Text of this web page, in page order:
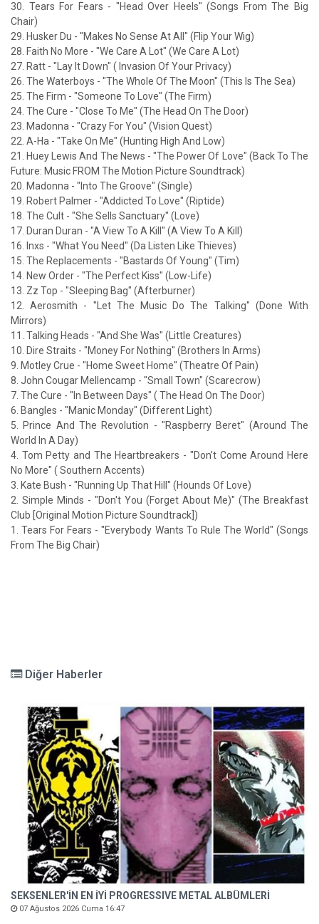
30. Tears For Fears - "Head Over Heels" (Songs From The Big
Chair)
29. Husker Du - "Makes No Sense At All" (Flip Your Wig)
28. Faith No More - "We Care A Lot" (We Care A Lot)
27. Ratt - "Lay It Down" ( Invasion Of Your Privacy)
26. The Waterboys - "The Whole Of The Moon" (This Is The Sea)
25. The Firm - "Someone To Love" (The Firm)
24. The Cure - "Close To Me" (The Head On The Door)
23. Madonna - "Crazy For You" (Vision Quest)
22. A-Ha - "Take On Me" (Hunting High And Low)
21. Huey Lewis And The News - "The Power Of Love" (Back To The
Future: Music FROM The Motion Picture Soundtrack)
20. Madonna - "Into The Groove" (Single)
19. Robert Palmer - "Addicted To Love" (Riptide)
18. The Cult - "She Sells Sanctuary" (Love)
17. Duran Duran - "A View To A Kill" (A View To A Kill)
16. Inxs - "What You Need" (Da Listen Like Thieves)
15. The Replacements - "Bastards Of Young" (Tim)
14. New Order - "The Perfect Kiss" (Low-Life)
13. Zz Top - "Sleeping Bag" (Afterburner)
12. Aerosmith - "Let The Music Do The Talking" (Done With
Mirrors)
11. Talking Heads - "And She Was" (Little Creatures)
10. Dire Straits - "Money For Nothing" (Brothers In Arms)
9. Motley Crue - "Home Sweet Home" (Theatre Of Pain)
8. John Cougar Mellencamp - "Small Town" (Scarecrow)
7. The Cure - "In Between Days" ( The Head On The Door)
6. Bangles - "Manic Monday" (Different Light)
5. Prince And The Revolution - "Raspberry Beret" (Around The
World In A Day)
4. Tom Petty and The Heartbreakers - "Don't Come Around Here
No More" ( Southern Accents)
3. Kate Bush - "Running Up That Hill" (Hounds Of Love)
2. Simple Minds - "Don't You (Forget About Me)" (The Breakfast
Club [Original Motion Picture Soundtrack])
1. Tears For Fears - "Everybody Wants To Rule The World" (Songs
From The Big Chair)
Diğer Haberler
SEKSENLER'İN EN İYİ PROGRESSIVE METAL ALBÜMLERİ
07 Ağustos 2026 Cuma 16:47